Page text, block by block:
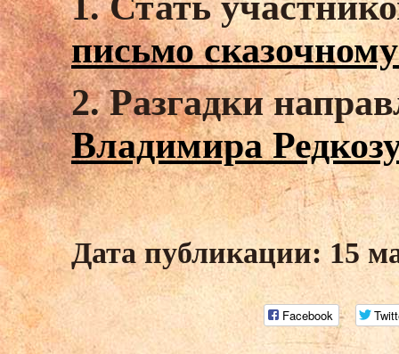
письмо
2. Разгадки
Владимира
Дата публикации: 15
Facebook